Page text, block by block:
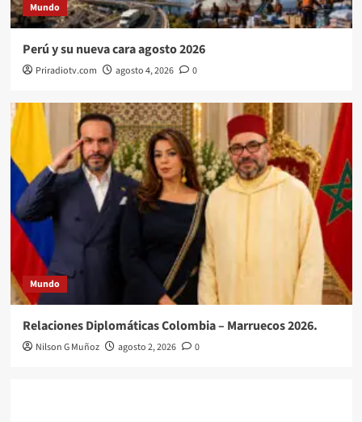
Mundo
Perú y su nueva cara agosto 2026
Priradiotv.com agosto 4, 2026 0
Mundo
Relaciones Diplomáticas Colombia – Marruecos 2026.
Nilson G Muñoz agosto 2, 2026 0